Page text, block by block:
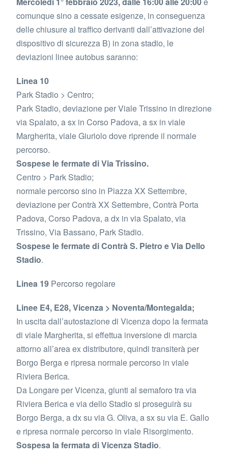
comunque sino a cessate esigenze, in conseguenza
delle chiusure al traffico derivanti dall’attivazione del
dispositivo di sicurezza B) in zona stadio, le
deviazioni linee autobus saranno:
Linea 10
Park Stadio > Centro;
Park Stadio, deviazione per Viale Trissino in direzione
via Spalato, a sx in Corso Padova, a sx in viale
Margherita, viale Giuriolo dove riprende il normale
percorso.
Sospese le fermate di Via Trissino.
Centro > Park Stadio;
normale percorso sino in Piazza XX Settembre,
deviazione per Contrà XX Settembre, Contrà Porta
Padova, Corso Padova, a dx in via Spalato, via
Trissino, Via Bassano, Park Stadio.
Sospese le fermate di Contrà S. Pietro e Via Dello
Stadio.
Linea 19 Percorso regolare
Linee E4, E28, Vicenza > Noventa/Montegalda;
In uscita dall’autostazione di Vicenza dopo la fermata
di viale Margherita, si effettua inversione di marcia
attorno all’area ex distributore, quindi transiterà per
Borgo Berga e ripresa normale percorso in viale
Riviera Berica.
Da Longare per Vicenza, giunti al semaforo tra via
Riviera Berica e via dello Stadio si proseguirà su
Borgo Berga, a dx su via G. Oliva, a sx su via E. Gallo
e ripresa normale percorso in viale Risorgimento.
Sospesa la fermata di Vicenza Stadio.